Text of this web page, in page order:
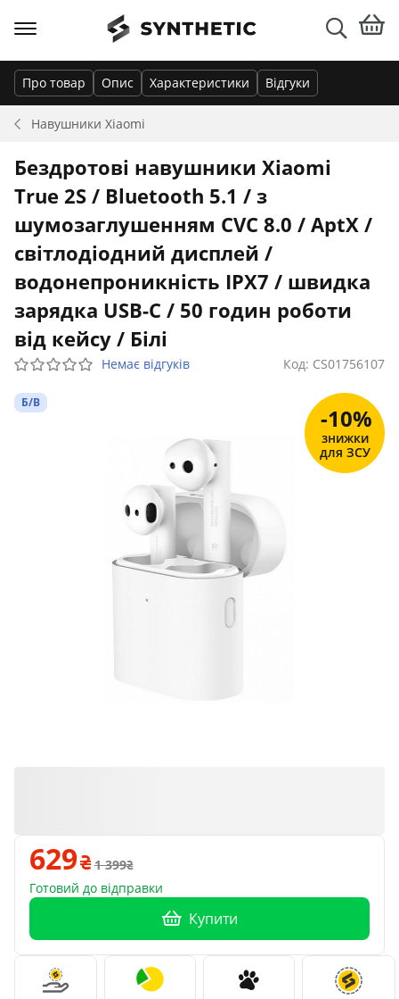
Навушники Xiaomi
Про товар Опис Характеристики Відгуки
Бездротові навушники Xiaomi
True 2S / Bluetooth 5.1 / з
шумозаглушенням CVC 8.0 / AptX /
світлодіодний дисплей /
водонепроникність IPX7 / швидка
зарядка USB-C / 50 годин роботи
від кейсу / Білі
Немає відгуків Код: CS01756107
Б/В
-10%
знижки
для ЗСУ
629
1 399
Готовий до відправки
Купити